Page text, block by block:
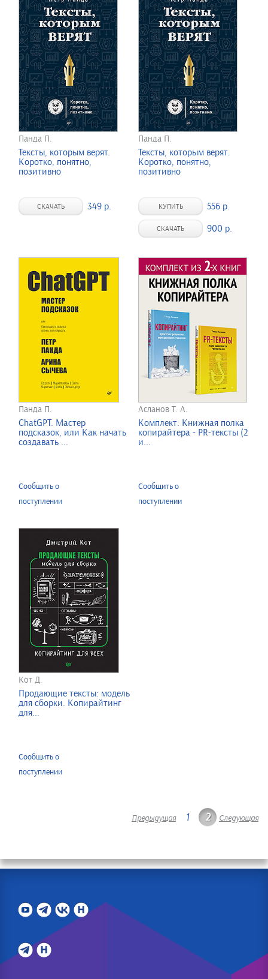
Панда П.
Тексты, которым верят.
Коротко, понятно,
позитивно
СКАЧАТЬ 349 р.
Панда П.
Тексты, которым верят.
Коротко, понятно,
позитивно
КУПИТЬ 556 р.
СКАЧАТЬ 900 р.
Панда П.
ChatGPT. Мастер
подсказок, или Как начать
создавать ...
Сообщить о
поступлении
Асланов Т. А.
Комплект: Книжная полка
копирайтера - PR-тексты (2
и...
Сообщить о
поступлении
Кот Д.
Продающие тексты: модель
для сборки. Копирайтинг
для...
Сообщить о
поступлении
Предыдущая 1 2 Следующая